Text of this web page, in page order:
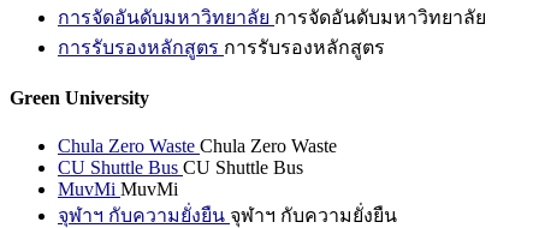
การจัดอันดับมหาวิทยาลัย การจัดอันดับมหาวิทยาลัย
การรับรองหลักสูตร การรับรองหลักสูตร
Green University
Chula Zero Waste Chula Zero Waste
CU Shuttle Bus CU Shuttle Bus
MuvMi MuvMi
จุฬาฯ กับความยั่งยืน จุฬาฯ กับความยั่งยืน